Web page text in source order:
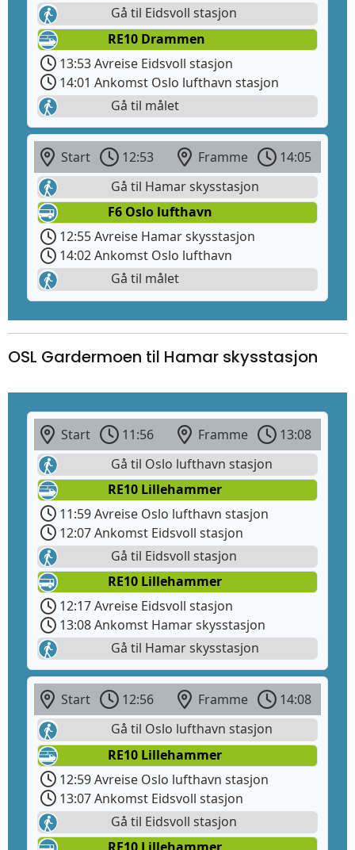
Gå til Eidsvoll stasjon
RE10 Drammen
13:53 Avreise Eidsvoll stasjon
14:01 Ankomst Oslo lufthavn stasjon
Gå til målet
Start 12:53 Framme
14:05
Gå til Hamar skysstasjon
F6 Oslo lufthavn
12:55 Avreise Hamar skysstasjon
14:02 Ankomst Oslo lufthavn
Gå til målet
OSL Gardermoen til Hamar skysstasjon
Start 11:56 Framme
13:08
Gå til Oslo lufthavn stasjon
RE10 Lillehammer
11:59 Avreise Oslo lufthavn stasjon
12:07 Ankomst Eidsvoll stasjon
Gå til Eidsvoll stasjon
RE10 Lillehammer
12:17 Avreise Eidsvoll stasjon
13:08 Ankomst Hamar skysstasjon
Gå til Hamar skysstasjon
Start 12:56 Framme
14:08
Gå til Oslo lufthavn stasjon
RE10 Lillehammer
12:59 Avreise Oslo lufthavn stasjon
13:07 Ankomst Eidsvoll stasjon
Gå til Eidsvoll stasjon